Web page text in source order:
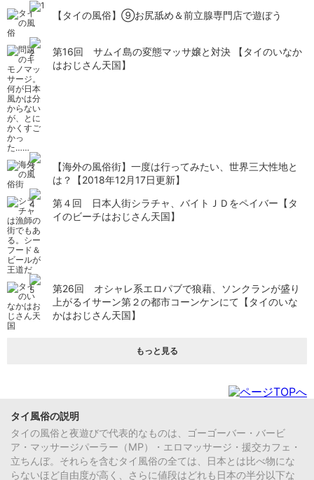
【タイの風俗】​⑨お尻舐め＆前立腺専門店で遊ぼう
第16回 サムイ島の変態マッサ嬢と対決 【タイのいなか
はおじさん天国】
【海外の風俗街】一度は行ってみたい、世界三大性地と
は？【2018年12月17日更新】
第４回 日本人街シラチャ、バイトＪＤをペイバー【タ
イのビーチはおじさん天国】
第26回 オシャレ系エロパブで狼藉、ソンクランが盛り
上がるイサーン第２の都市コーンケンにて【タイのいな
かはおじさん天国】
もっと見る
タイ風俗の説明
タイの風俗と夜遊びで代表的なものは、ゴーゴーバー・バービ
ア・マッサージパーラー（MP）・エロマッサージ・援交カフェ・
立ちんぼ。それらを含むタイ風俗の全ては、日本とは比べ物にな
らないほど自由度が高く、さらに値段はどれも日本の半分以下な